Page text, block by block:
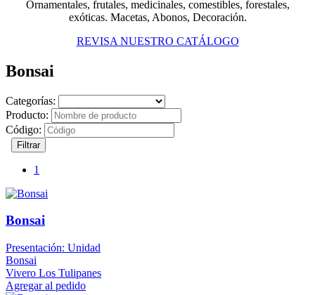
Ornamentales, frutales, medicinales, comestibles, forestales,
exóticas. Macetas, Abonos, Decoración.
REVISA NUESTRO CATÁLOGO
Bonsai
Categorías:
Producto:
Código:
Filtrar
1
Bonsai
Presentación: Unidad
Bonsai
Vivero Los Tulipanes
Agregar al pedido